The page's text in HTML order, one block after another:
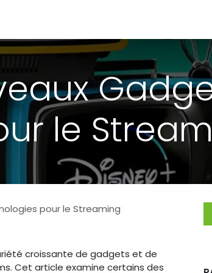
le
pour le Streaming
croissante de gadgets et de
Cet article examine certains des